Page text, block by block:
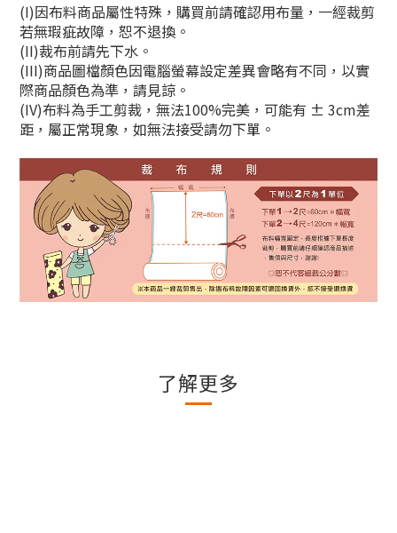
(I)因布料商品屬性特殊，購買前請確認用布量，一經裁剪
若無瑕疵故障，恕不退換。
(II)裁布前請先下水。
(III)商品圖檔顏色因電腦螢幕設定差異會略有不同，以實
際商品顏色為準，請見諒。
(IV)布料為手工剪裁，無法100%完美，可能有 ± 3cm差
距，屬正常現象，如無法接受請勿下單。
了解更多